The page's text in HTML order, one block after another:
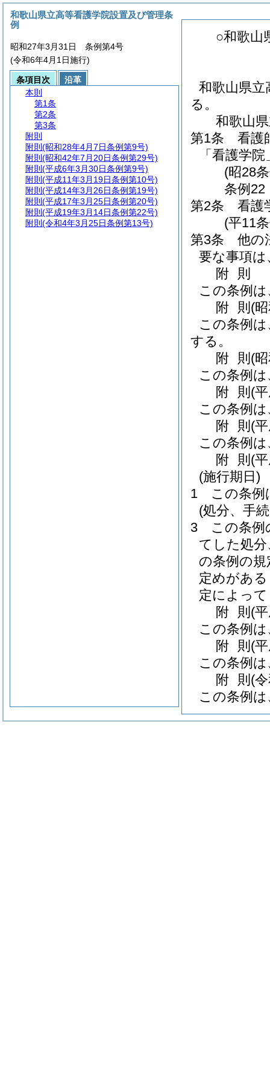
○和歌山
和歌山県立
る。
和歌山
第1条
看護
「看護学
(昭28
条例22
第2条
看護
(平11
第3条
他の
要な事項
附 則
この条例
附 則 (
この条例
する。
附 則 (
この条例
附 則 (
この条例
附 則 (
この条例
附 則 (
(施行期日)
1
この条例
(処分、手
3
この条
てした処
の条例の
定めがあ
定によっ
附 則 (
この条例
附 則 (
この条例
附 則 (
この条例
和歌山県立高等看護学院設置及び管理条
例
昭和27年3月31日 条例第4号
(令和6年4月1日施行)
条項目次
沿革
本則
第1条
第2条
第3条
附則
附則 (昭和28年4月7日条例第9号)
附則 (昭和42年7月20日条例第29号)
附則 (平成6年3月30日条例第9号)
附則 (平成11年3月19日条例第10号)
附則 (平成14年3月26日条例第19号)
附則 (平成17年3月25日条例第20号)
附則 (平成19年3月14日条例第22号)
附則 (令和4年3月25日条例第13号)